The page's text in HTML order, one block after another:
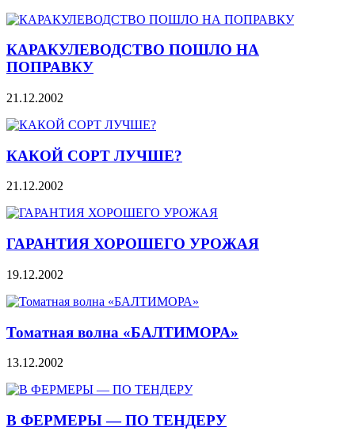
КАРАКУЛЕВОДСТВО ПОШЛО НА
ПОПРАВКУ
21.12.2002
КАКОЙ СОРТ ЛУЧШЕ?
21.12.2002
ГАРАНТИЯ ХОРОШЕГО УРОЖАЯ
19.12.2002
Томатная волна «БАЛТИМОРА»
13.12.2002
В ФЕРМЕРЫ — ПО ТЕНДЕРУ